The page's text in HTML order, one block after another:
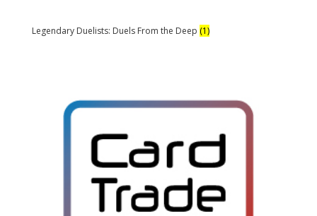
Legendary Duelists: Duels From the Deep (1)